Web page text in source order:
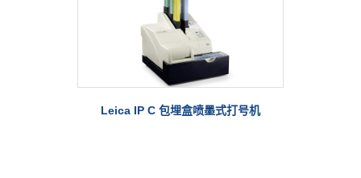
Leica IP C 包埋盒喷墨式打号机